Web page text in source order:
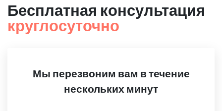
Бесплатная консультация
круглосуточно
Мы перезвоним вам в течение
нескольких минут